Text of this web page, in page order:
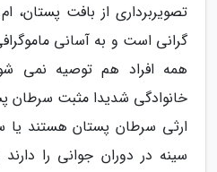
تصویربرداری از بافت پستان،
گرانی است و به آسانی
همه افراد هم توصیه نمی
خانوادگی شدیدا مثبت سرطان
ارثی سرطان پستان هستند یا
سینه در دوران جوانی را